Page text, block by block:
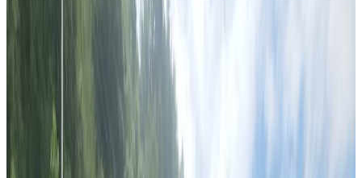
तमु समाज सिड्नीले पायो नयाँ टिम । इतिहास
रच्ने अवसर
Nepaltube Australia